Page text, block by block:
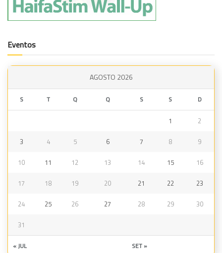
Eventos
AGOSTO 2026
S T Q Q S S D
1 2
3 4 5 6 7 8 9
10 11 12 13 14 15 16
17 18 19 20 21 22 23
24 25 26 27 28 29 30
31
« JUL SET »